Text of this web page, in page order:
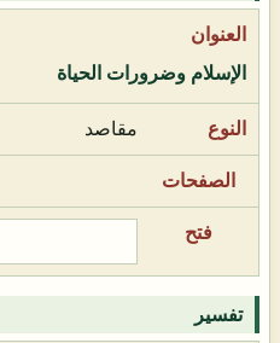
الإسلام وضرورات الحياة
مقاصد
تفسير